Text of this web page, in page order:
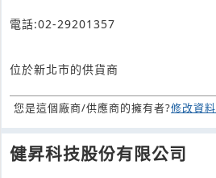
電話:02-29201357
位於新北市的供貨商
您是這個廠商/供應商的擁有者?修改資料
健昇科技股份有限公司